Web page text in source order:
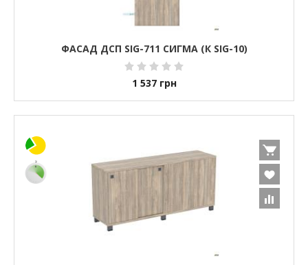
ФАСАД ДСП SIG-711 СИГМА (К SIG-10)
1 537 грн